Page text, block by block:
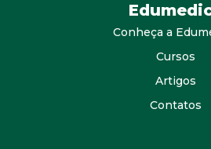
Conheça a
Cursos
Artigos
Contatos